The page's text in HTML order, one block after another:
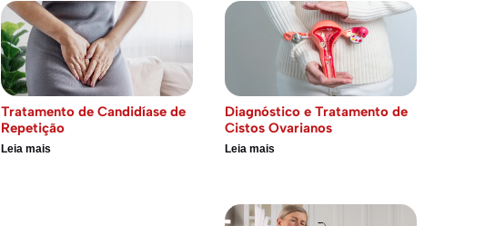
Tratamento de Candidíase de
Repetição
Leia mais
Diagnóstico e Tratamento de
Cistos Ovarianos
Leia mais